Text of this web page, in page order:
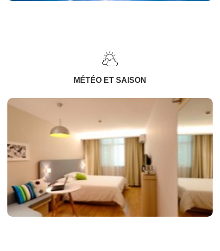
MÉTÉO ET SAISON